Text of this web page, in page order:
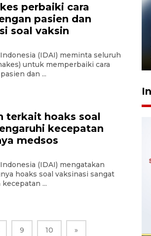
perbaiki cara
pasien dan
soal vaksin
(IDAI) meminta seluruh
untuk memperbaiki cara
dan ...
terkait hoaks soal
kecepatan
medsos
(IDAI) mengatakan
hoaks soal vaksinasi sangat
...
9 10 »
Filaha Farm setia
05:47